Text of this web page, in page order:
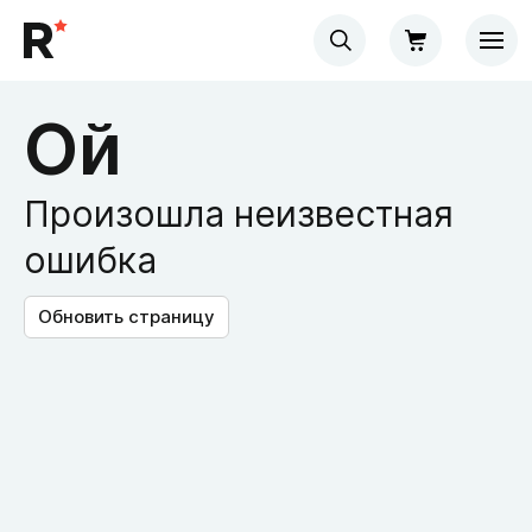
Ой
Произошла неизвестная
ошибка
Обновить страницу